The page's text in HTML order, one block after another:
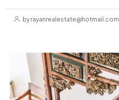
by rayanrealestate@hotmail.com